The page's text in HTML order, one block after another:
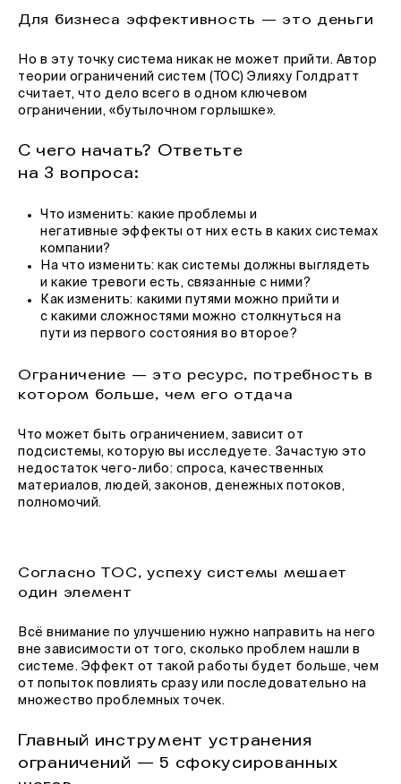
Для бизнеса эффективность — это деньги
Но в эту точку система никак не может прийти. Автор
теории ограничений систем (ТОС) Элияху Голдратт
считает, что дело всего в одном ключевом
ограничении, «бутылочном горлышке».
С чего начать? Ответьте
на 3 вопроса:
Что изменить: какие проблемы и
негативные эффекты от них есть в каких системах
компании?
На что изменить: как системы должны выглядеть
и какие тревоги есть, связанные с ними?
Как изменить: какими путями можно прийти и
с какими сложностями можно столкнуться на
пути из первого состояния во второе?
Ограничение — это ресурс, потребность в
котором больше, чем его отдача
Что может быть ограничением, зависит от
подсистемы, которую вы исследуете. Зачастую это
недостаток чего-либо: спроса, качественных
материалов, людей, законов, денежных потоков,
полномочий.
Согласно ТОС, успеху системы мешает
один элемент
Всё внимание по улучшению нужно направить на него
вне зависимости от того, сколько проблем нашли в
системе. Эффект от такой работы будет больше, чем
от попыток повлиять сразу или последовательно на
множество проблемных точек.
Главный инструмент устранения
ограничений — 5 сфокусированных